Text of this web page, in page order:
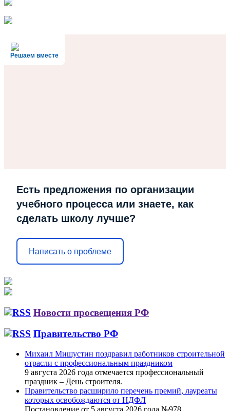
Решаем вместе
Есть предложения по организации
учебного процесса или знаете, как
сделать школу лучше?
Написать о проблеме
Новости просвещения РФ
Правительство РФ
Михаил Мишустин поздравил работников строительной
отрасли с профессиональным праздником
9 августа 2026 года отмечается профессиональный
праздник – День строителя.
Правительство расширило перечень премий, лауреаты
которых освобождаются от НДФЛ
Постановление от 5 августа 2026 года №978